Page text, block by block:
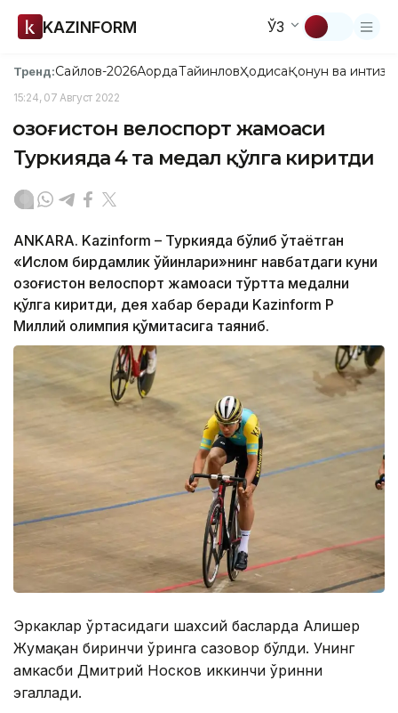
KAZINFORM ЎЗ
Тренд:Сайлов-2026АқордаТайинловҲодисаҚонун ва
15:24, 07 Август 2022
Қозоғистон велоспорт жамоаси
Туркияда 4 та медал қўлга киритди
ANKARA. Kazinform – Туркияда бўлиб ўтаётган
«Ислом бирдамлик ўйинлари»нинг навбатдаги куни
Қозоғистон велоспорт жамоаси тўртта медални
қўлга киритди, дея хабар беради Kazinform ҚР
Миллий олимпия қўмитасига таяниб.
Эркаклар ўртасидаги шахсий баҳсларда Алишер
Жумақан биринчи ўринга сазовор бўлди. Унинг
ҳамкасби Дмитрий Носков иккинчи ўринни
эгаллади.